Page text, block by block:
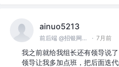
ainuo5213
前后端 @招银网络科技 · 7月前
我之前就给我组长还有领导说
领导让我多加点班，把后面迭